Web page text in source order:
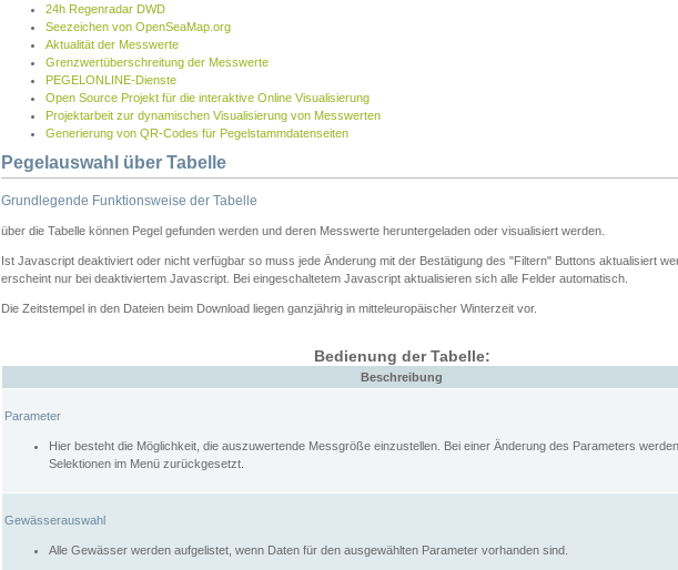
24h Regenradar DWD
Seezeichen von OpenSeaMap.org
Aktualität der Messwerte
Grenzwertüberschreitung der Messwerte
PEGELONLINE-Dienste
Open Source Projekt für die interaktive Online Visualisierung
Projektarbeit zur dynamischen Visualisierung von Messwerten
Generierung von QR-Codes für Pegelstammdatenseiten
Pegelauswahl über Tabelle
Grundlegende Funktionsweise der Tabelle
über die Tabelle können Pegel gefunden werden und deren Messwerte heruntergeladen oder visualisiert werden.
Ist Javascript deaktiviert oder nicht verfügbar so muss jede Änderung mit der Bestätigung des "Filtern" Buttons aktualisiert
erscheint nur bei deaktiviertem Javascript. Bei eingeschaltetem Javascript aktualisieren sich alle Felder automatisch.
Die Zeitstempel in den Dateien beim Download liegen ganzjährig in mitteleuropäischer Winterzeit vor.
Bedienung der Tabelle:
Beschreibung
Parameter
Hier besteht die Möglichkeit, die auszuwertende Messgröße einzustellen. Bei einer Änderung des Parameters
Selektionen im Menü zurückgesetzt.
Gewässerauswahl
Alle Gewässer werden aufgelistet, wenn Daten für den ausgewählten Parameter vorhanden sind.